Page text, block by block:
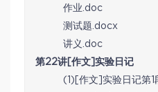
作业.doc
测试题.docx
讲义.doc
第22讲[作文]实验日记
(1)[作文]实验日记第